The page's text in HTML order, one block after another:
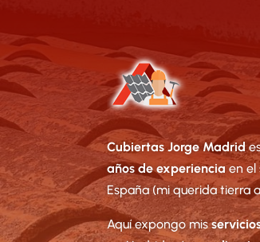
Cubiertas Jorge Madrid
años de experienciaen el
España (mi querida tierra
Aquí expongo mis